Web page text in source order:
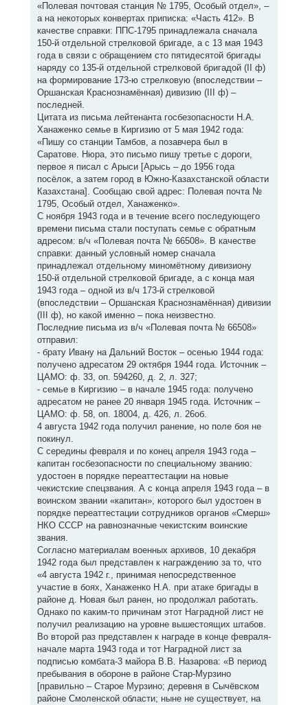
«Полевая почтовая станция № 1795, Особый отдел», –
а на некоторых конвертах приписка: «Часть 412». В
качестве справки: ППС-1795 принадлежала сначала
150-й отдельной стрелковой бригаде, а с 13 мая 1943
года в связи с обращением сто пятидесятой бригады
наряду со 135-й отдельной стрелковой бригадой (II ф)
на формирование 173-ю стрелковую (впоследствии –
Оршанская Краснознамённая) дивизию (III ф) –
последней.
Цитата из письма лейтенанта госбезопасности Н.А.
Ханаженко семье в Киргизию от 5 мая 1942 года:
«Пишу со станции Тамбов, а позавчера был в
Саратове. Нюра, это письмо пишу третье с дороги,
первое я писал с Арыси [Арысь – до 1956 года
посёлок, а затем город в Южно-Казахстанской области
Казахстана]. Сообщаю свой адрес: Полевая почта №
1795, Особый отдел, Ханаженко».
С ноября 1943 года и в течение всего последующего
времени письма стали поступать семье с обратным
адресом: в/ч «Полевая почта № 66508». В качестве
справки: данный условный номер сначала
принадлежал отдельному миномётному дивизиону
150-й отдельной стрелковой бригаде, а с конца мая
1943 года – одной из в/ч 173-й стрелковой
(впоследствии – Оршанская Краснознамённая) дивизии
(III ф), но какой именно – пока неизвестно.
Последние письма из в/ч «Полевая почта № 66508»
отправил:
- брату Ивану на Дальний Восток – осенью 1944 года:
получено адресатом 29 октября 1944 года. Источник –
ЦАМО: ф. 33, оп. 594260, д. 2, л. 327;
- семье в Киргизию – в начале 1945 года: получено
адресатом не ранее 20 января 1945 года. Источник –
ЦАМО: ф. 58, оп. 18004, д. 426, л. 26об.
4 августа 1942 года получил ранение, но поле боя не
покинул.
С середины февраля и по конец апреля 1943 года –
капитан госбезопасности по специальному званию:
удостоен в порядке переаттестации на новые
чекистские спецзвания. А с конца апреля 1943 года – в
воинском звании «капитан», которого был удостоен в
порядке переаттестации сотрудников органов «Смерш»
НКО СССР на равнозначные чекистским воинские
звания.
Согласно материалам военных архивов, 10 декабря
1942 года был представлен к награждению за то, что
«4 августа 1942 г., принимая непосредственное
участие в боях, Ханаженко Н.А. при атаке бригады в
районе д. Новая был ранен, но продолжал работать.
Однако по каким-то причинам этот Наградной лист не
получил реализацию на уровне вышестоящих штабов.
Во второй раз представлен к награде в конце февраля-
начале марта 1943 года и тот Наградной лист за
подписью комбата-3 майора В.В. Назарова: «В период
пребывания в обороне в районе Стар-Мурзино
[правильно – Старое Мурзино; деревня в Сычёвском
районе Смоленской области; ныне не существует, на